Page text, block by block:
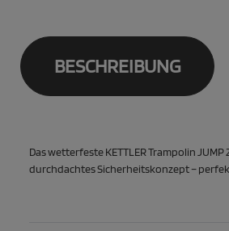
BESCHREIBUNG
Das wetterfeste KETTLER Trampolin
durchdachtes Sicherheitskonzept –